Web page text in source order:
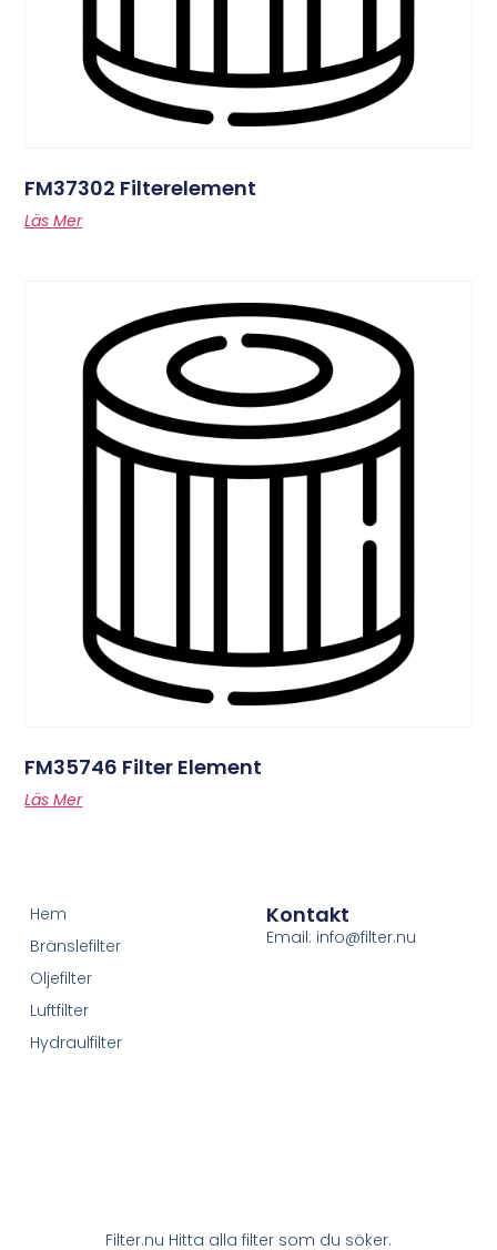
FM37302 Filterelement
Läs Mer
FM35746 Filter Element
Läs Mer
Filter.nu Hitta alla filter som du söker.
Hem
Bränslefilter
Oljefilter
Luftfilter
Hydraulfilter
Kontakt
Email: info@filter.nu